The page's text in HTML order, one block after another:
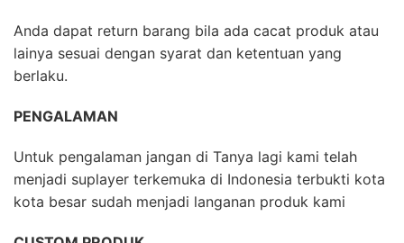
Anda dapat return barang bila ada cacat produk atau
lainya sesuai dengan syarat dan ketentuan yang
berlaku.
PENGALAMAN
Untuk pengalaman jangan di Tanya lagi kami telah
menjadi suplayer terkemuka di Indonesia terbukti kota
kota besar sudah menjadi langanan produk kami